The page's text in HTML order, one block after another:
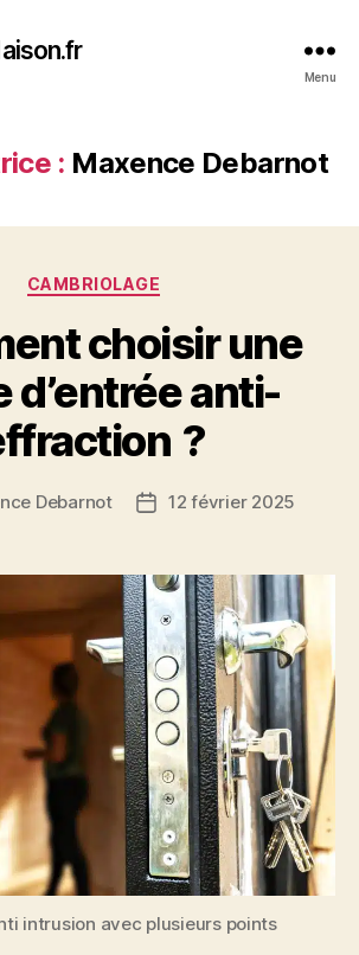
Menu
: Maxence Debarnot
Catégories
CAMBRIOLAGE
choisir une
d’entrée anti-
?
Debarnot
Date12 février 2025
intrusion avec plusieurs points